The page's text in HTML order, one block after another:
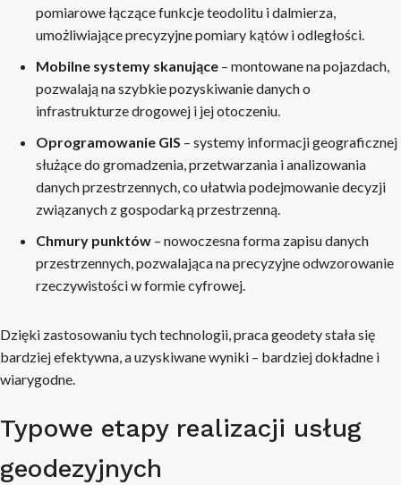
pomiarowe łączące funkcje teodolitu i dalmierza,
umożliwiające precyzyjne pomiary kątów i odległości.
Mobilne systemy skanujące – montowane na pojazdach,
pozwalają na szybkie pozyskiwanie danych o
infrastrukturze drogowej i jej otoczeniu.
Oprogramowanie GIS – systemy informacji geograficznej
służące do gromadzenia, przetwarzania i analizowania
danych przestrzennych, co ułatwia podejmowanie decyzji
związanych z gospodarką przestrzenną.
Chmury punktów – nowoczesna forma zapisu danych
przestrzennych, pozwalająca na precyzyjne odwzorowanie
rzeczywistości w formie cyfrowej.
Dzięki zastosowaniu tych technologii, praca geodety stała się
bardziej efektywna, a uzyskiwane wyniki – bardziej dokładne i
wiarygodne.
Typowe etapy realizacji usług
geodezyjnych